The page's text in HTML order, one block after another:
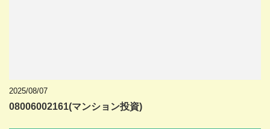
2025/08/07
08006002161(マンション投資)